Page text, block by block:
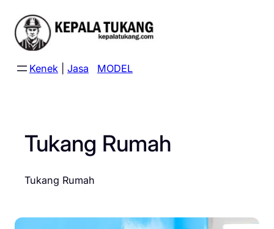
content
Kenek Jasa MODEL
Tukang Rumah
Tukang Rumah